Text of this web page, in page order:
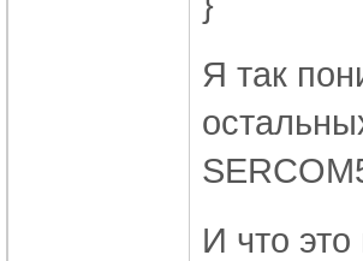
Я так
И что